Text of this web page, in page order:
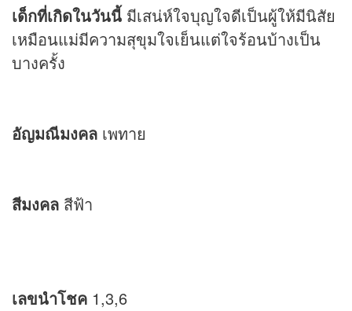
เด็กที่เกิดในวันนี้ มีเสน่ห์ใจบุญใจดีเป็นผู้ให้มีนิสัย
เหมือนแม่มีความสุขุมใจเย็นแต่ใจร้อนบ้างเป็น
บางครั้ง
อัญมณีมงคล เพทาย
สีมงคล สีฟ้า
เลขนำโชค 1,3,6